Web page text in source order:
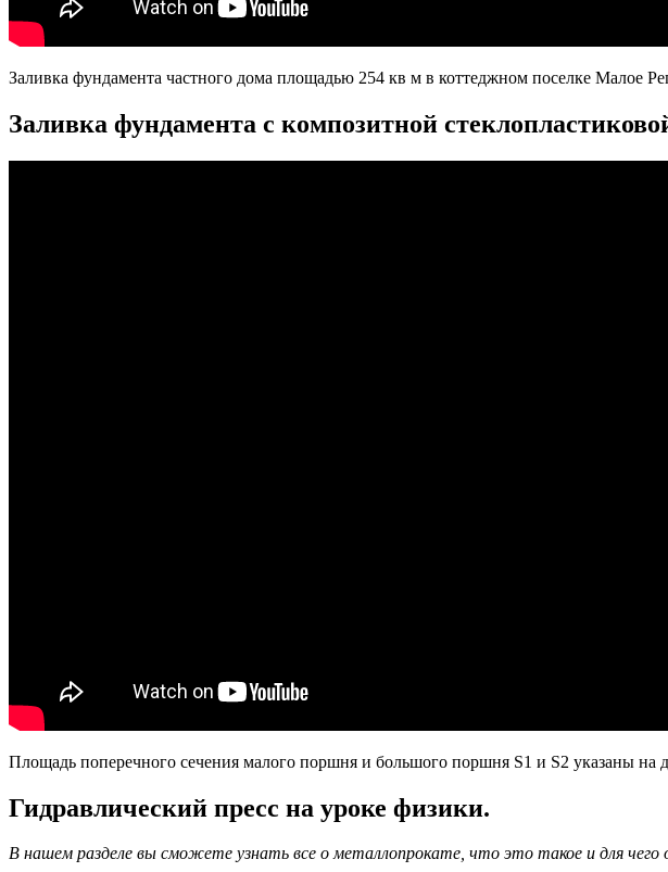
Заливка фундамента частного дома площадью 254 кв м в коттеджном поселке Малое
Заливка фундамента с композитной
Площадь поперечного сечения малого поршня и большого поршня S1 и S2 указаны
Гидравлический пресс на уроке физики.
В нашем разделе вы сможете узнать все о металлопрокате, что это такое и для чего